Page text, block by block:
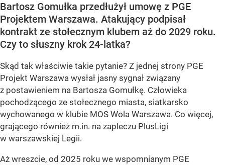
Bartosz Gomułka przedłużył umowę z PGE
Projektem Warszawa. Atakujący podpisał
kontrakt ze stołecznym klubem aż do 2029 roku.
Czy to słuszny krok 24-latka?
Skąd tak właściwie takie pytanie? Z jednej strony PGE
Projekt Warszawa wysłał jasny sygnał związany
z postawieniem na Bartosza Gomułkę. Człowieka
pochodzącego ze stołecznego miasta, siatkarsko
wychowanego w klubie MOS Wola Warszawa. Co więcej,
grającego również m.in. na zapleczu PlusLigi
w warszawskiej Legii.
Aż wreszcie, od 2025 roku we wspomnianym PGE